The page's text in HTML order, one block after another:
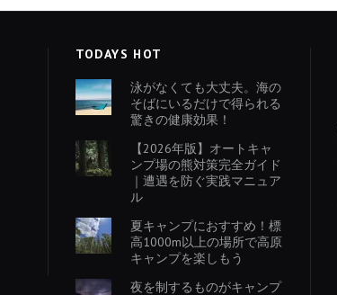
TODAYS HOT
泳がなくても大丈夫。海の
そばにいるだけで得られる
驚きの健康効果！
【2026年版】オートキャ
ンプ場の熊対策完全ガイド
｜遭遇を防ぐ実践マニュア
ル
夏キャンプにおすすめ！標
高1000m以上の場所で高原
キャンプを楽しもう
夜を制するものがキャンプ